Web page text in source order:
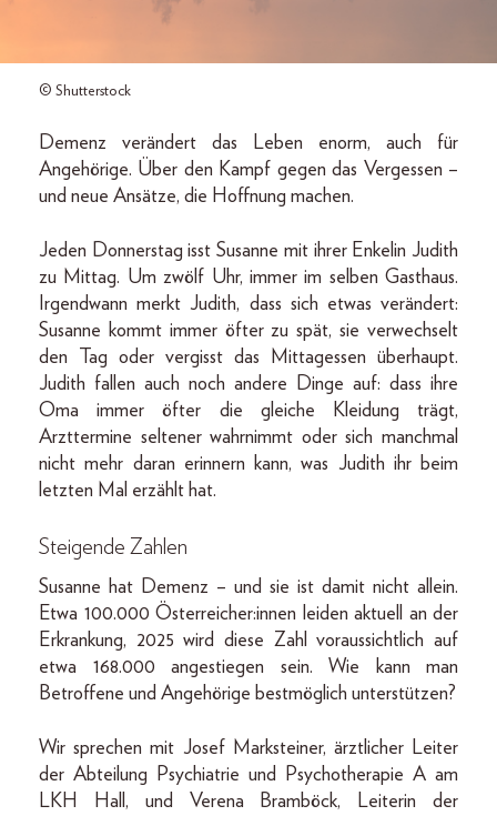
© Shutterstock
Demenz verändert das Leben enorm, auch für
Angehörige. Über den Kampf gegen das Vergessen –
und neue Ansätze, die Hoffnung machen.
Jeden Donnerstag isst Susanne mit ihrer Enkelin Judith
zu Mittag. Um zwölf Uhr, immer im selben Gasthaus.
Irgendwann merkt Judith, dass sich etwas verändert:
Susanne kommt immer öfter zu spät, sie verwechselt
den Tag oder vergisst das Mittagessen überhaupt.
Judith fallen auch noch andere Dinge auf: dass ihre
Oma immer öfter die gleiche Kleidung trägt,
Arzttermine seltener wahrnimmt oder sich manchmal
nicht mehr daran erinnern kann, was Judith ihr beim
letzten Mal erzählt hat.
Steigende Zahlen
Susanne hat Demenz – und sie ist damit nicht allein.
Etwa 100.000 Österreicher:innen leiden aktuell an der
Erkrankung, 2025 wird diese Zahl voraussichtlich auf
etwa 168.000 angestiegen sein. Wie kann man
Betroffene und Angehörige bestmöglich unterstützen?
Wir sprechen mit Josef Marksteiner, ärztlicher Leiter
der Abteilung Psychiatrie und Psychotherapie A am
LKH Hall, und Verena Bramböck, Leiterin der